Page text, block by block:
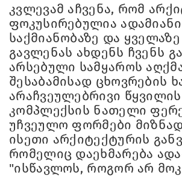
კვლევამ აჩვენა, რომ
ფოკუსირებულია
საქმიანობაზე და
გავლენას ახდენს ჩვენს
არსებული სამყაროს
შესაბამისად ცხოვრების
არაჩვეულებრივი
კომპლექსის ნათელი
უჩვეულო ფორმები მიზნად
ისეთი არქიტექტურის
რომელიც დაეხმარება
"ისწავლოს, როგორ არ